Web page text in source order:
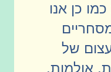
כן אנו
של
אולמות,